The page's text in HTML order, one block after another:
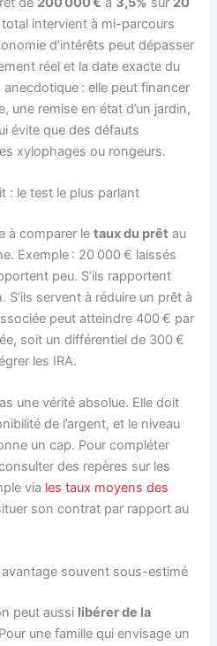
intervient à mi-parcours
d’intérêts peut dépasser
réel et la date exacte du
anecdotique : elle peut financer
une remise en état d’un jardin,
évite que des défauts
xylophages ou rongeurs.
: le test le plus parlant
à comparer letaux du prêt au
Exemple : 20 000 € laissés
peu. S’ils rapportent
S’ils servent à réduire un prêt à
peut atteindre 400 € par
soit un différentiel de 300 €
les IRA.
une vérité absolue. Elle doit
de l’argent, et le niveau
un cap. Pour compléter
des repères sur les
via les taux moyens des
son contrat par rapport au
avantage souvent sous-estimé
peut aussi libérer de la
une famille qui envisage un